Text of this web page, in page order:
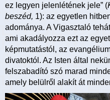
ez legyen jelenlétének jele” (
beszéd, 1): az egyetlen
adománya. A Vigasztaló
ami akadályozza ezt az
képmutatástól, az
divatoktól. Az Isten által
felszabadító szó marad
amely belülről alakít át